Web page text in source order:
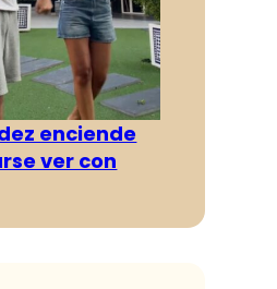
enciende
ver con